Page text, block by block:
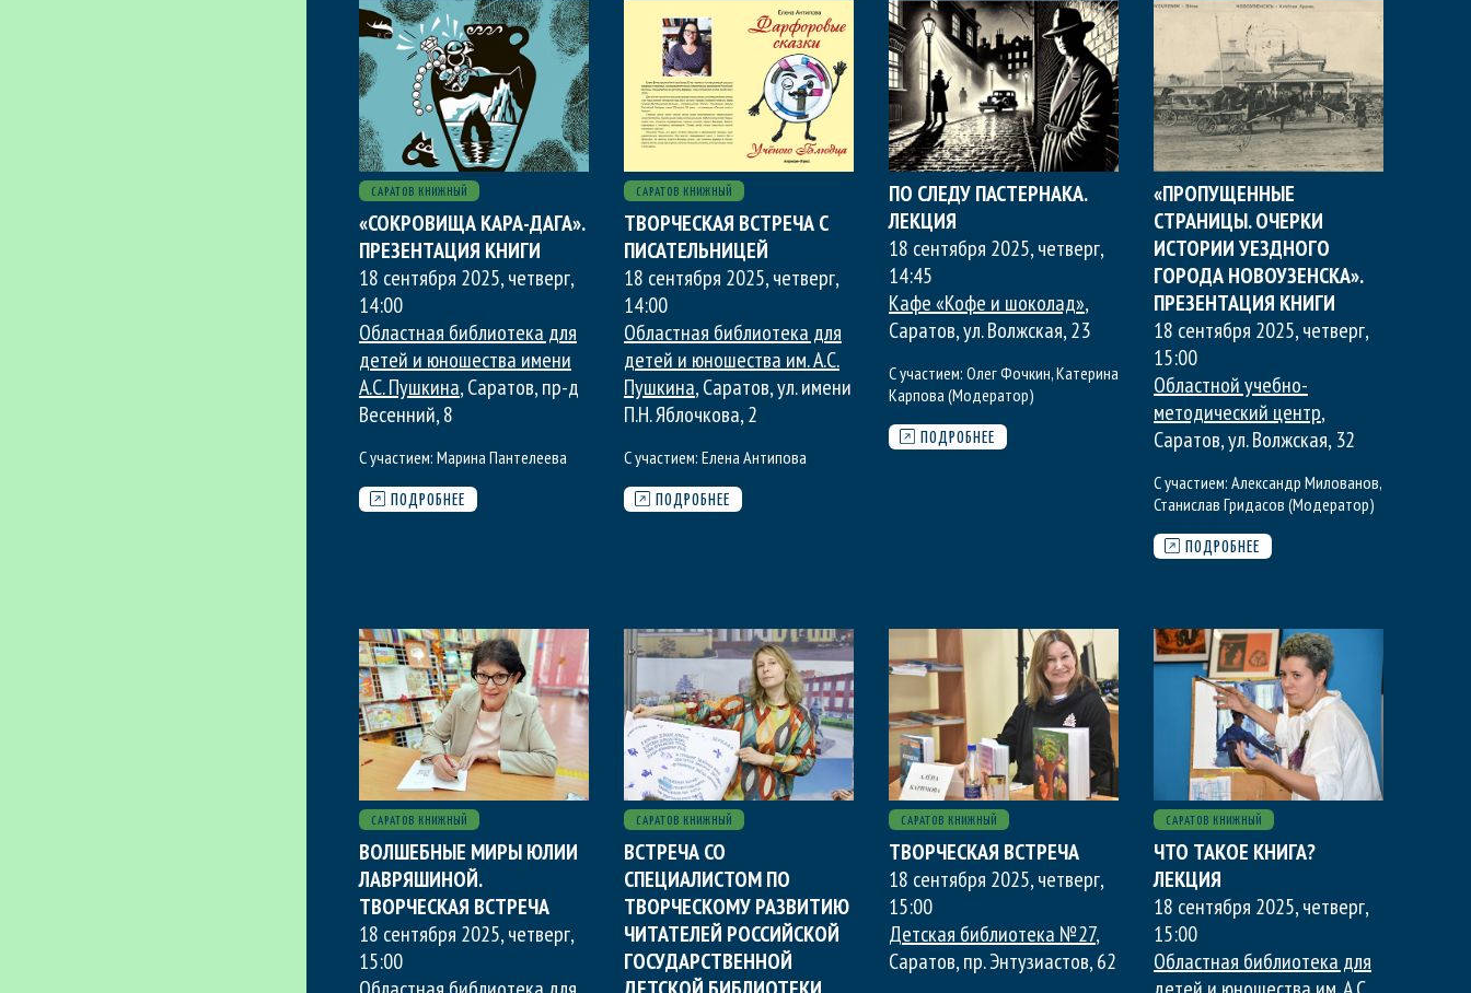
САРАТОВ КНИЖНЫЙ
«СОКРОВИЩА КАРА-ДАГА».
ПРЕЗЕНТАЦИЯ КНИГИ
18 сентября 2025, четверг,
14:00
Областная библиотека для
детей и юношества имени
А.С. Пушкина, Саратов, пр-д
Весенний, 8
С участием: Марина Пантелеева
ПОДРОБНЕЕ
САРАТОВ КНИЖНЫЙ
ТВОРЧЕСКАЯ ВСТРЕЧА С
ПИСАТЕЛЬНИЦЕЙ
18 сентября 2025, четверг,
14:00
Областная библиотека для
детей и юношества им. А.С.
Пушкина, Саратов, ул. имени
П.Н. Яблочкова, 2
С участием: Елена Антипова
ПОДРОБНЕЕ
ПО СЛЕДУ ПАСТЕРНАКА.
ЛЕКЦИЯ
18 сентября 2025, четверг,
14:45
Кафе «Кофе и шоколад»,
Саратов, ул. Волжская, 23
С участием: Олег Фочкин,Катерина
Карпова (Модератор)
ПОДРОБНЕЕ
«ПРОПУЩЕННЫЕ
СТРАНИЦЫ. ОЧЕРКИ
ИСТОРИИ УЕЗДНОГО
ГОРОДА НОВОУЗЕНСКА».
ПРЕЗЕНТАЦИЯ КНИГИ
18 сентября 2025, четверг,
15:00
Областной учебно-
методический центр,
Саратов, ул. Волжская, 32
С участием: Александр Милованов,
Станислав Гридасов (Модератор)
ПОДРОБНЕЕ
САРАТОВ КНИЖНЫЙ
ВОЛШЕБНЫЕ МИРЫ ЮЛИИ
ЛАВРЯШИНОЙ.
ТВОРЧЕСКАЯ ВСТРЕЧА
18 сентября 2025, четверг,
15:00
САРАТОВ КНИЖНЫЙ
ВСТРЕЧА СО
СПЕЦИАЛИСТОМ ПО
ТВОРЧЕСКОМУ РАЗВИТИЮ
ЧИТАТЕЛЕЙ РОССИЙСКОЙ
ГОСУДАРСТВЕННОЙ
САРАТОВ КНИЖНЫЙ
ТВОРЧЕСКАЯ ВСТРЕЧА
18 сентября 2025, четверг,
15:00
Детская библиотека №27,
Саратов, пр. Энтузиастов, 62
САРАТОВ КНИЖНЫЙ
ЧТО ТАКОЕ КНИГА?
ЛЕКЦИЯ
18 сентября 2025, четверг,
15:00
Областная библиотека для